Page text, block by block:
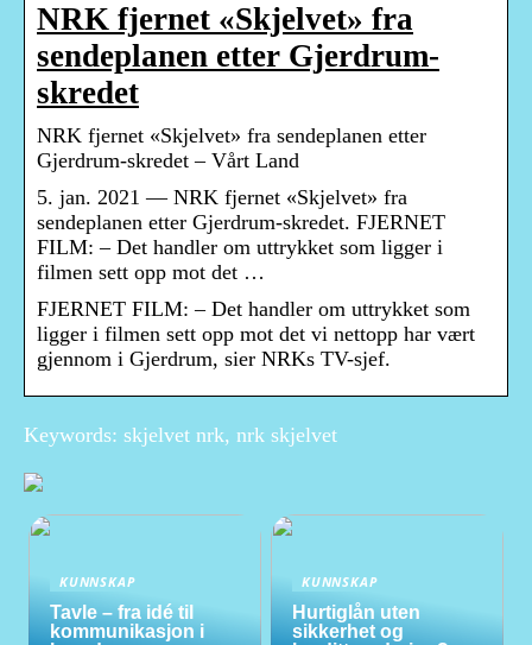
NRK fjernet «Skjelvet» fra
sendeplanen etter Gjerdrum-
skredet
NRK fjernet «Skjelvet» fra sendeplanen etter
Gjerdrum-skredet – Vårt Land
5. jan. 2021 — NRK fjernet «Skjelvet» fra
sendeplanen etter Gjerdrum-skredet. FJERNET
FILM: – Det handler om uttrykket som ligger i
filmen sett opp mot det …
FJERNET FILM: – Det handler om uttrykket som
ligger i filmen sett opp mot det vi nettopp har vært
gjennom i Gjerdrum, sier NRKs TV-sjef.
Keywords: skjelvet nrk, nrk skjelvet
KUNNSKAP
Tavle – fra idé til
kommunikasjon i
KUNNSKAP
Hurtiglån uten
sikkerhet og